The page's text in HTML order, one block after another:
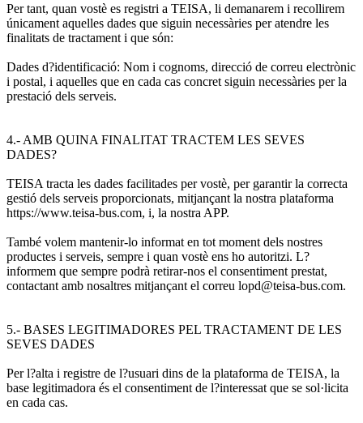
Per tant, quan vostè es registri a TEISA, li demanarem i recollirem
únicament aquelles dades que siguin necessàries per atendre les
finalitats de tractament i que són:
Dades d?identificació: Nom i cognoms, direcció de correu electrònic
i postal, i aquelles que en cada cas concret siguin necessàries per la
prestació dels serveis.
4.- AMB QUINA FINALITAT TRACTEM LES SEVES
DADES?
TEISA tracta les dades facilitades per vostè, per garantir la correcta
gestió dels serveis proporcionats, mitjançant la nostra plataforma
https://www.teisa-bus.com, i, la nostra APP.
També volem mantenir-lo informat en tot moment dels nostres
productes i serveis, sempre i quan vostè ens ho autoritzi. L?
informem que sempre podrà retirar-nos el consentiment prestat,
contactant amb nosaltres mitjançant el correu lopd@teisa-bus.com.
5.- BASES LEGITIMADORES PEL TRACTAMENT DE LES
SEVES DADES
Per l?alta i registre de l?usuari dins de la plataforma de TEISA, la
base legitimadora és el consentiment de l?interessat que se sol·licita
en cada cas.